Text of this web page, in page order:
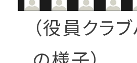
（役員クラ